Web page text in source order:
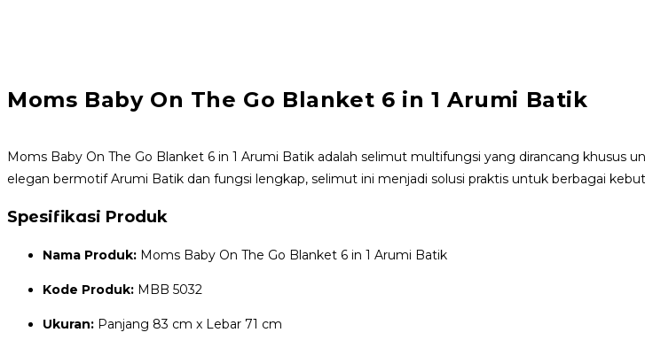
Moms Baby On The Go Blanket 6 in 1 Arumi Batik
Moms Baby On The Go Blanket 6 in 1 Arumi Batik adalah selimut multifungsi yang dirancang
elegan bermotif Arumi Batik dan fungsi lengkap, selimut ini menjadi solusi praktis untuk berbagai
Spesifikasi Produk
Nama Produk: Moms Baby On The Go Blanket 6 in 1 Arumi Batik
Kode Produk: MBB 5032
Ukuran: Panjang 83 cm x Lebar 71 cm